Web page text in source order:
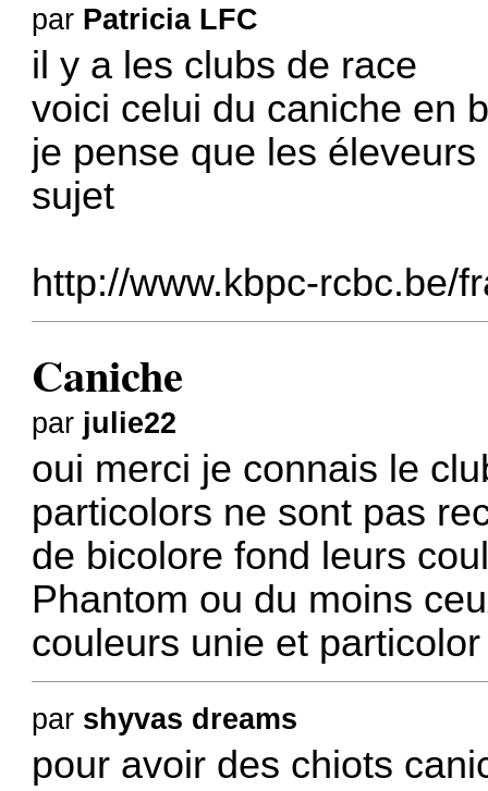
par Patricia LFC
il y a les clubs de race
voici celui du caniche en
je pense que les
sujet
http://www.kbpc-rcbc.be/
Caniche
par julie22
oui merci je connais le
particolors ne sont pas
de bicolore fond leurs
Phantom ou du moins
couleurs unie et particolor
par shyvas dreams
pour avoir des chiots